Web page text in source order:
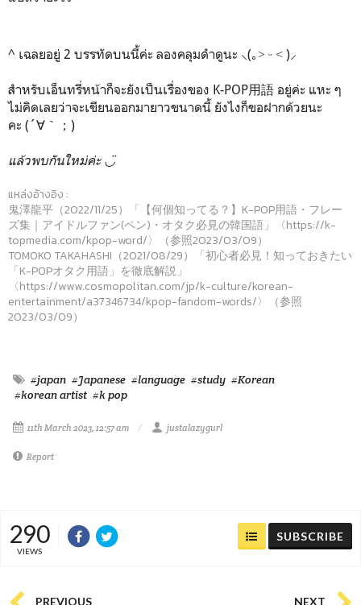
^ เฉลยอยู่ 2 บรรทัดบนนี้ค่ะ ลองคลุมดำดูนะ ⸜(｡˃ ᵕ ˂ )⸝
สำหรับเอ็นทรี่หน้าก็จะยังเป็นเรื่องของ K-POP用語 อยู่ค่ะ แหะ ๆ
ไม่คิดเลยว่าจะเขียนออกมายาวขนาดนี้ ยังไงก็ขอฝากด้วยนะ
คะ (´∀｀；)
แล้วพบกันใหม่ค่ะ ◡̈
แหล่งอ้างอิง :
鬼澤龍平（2022/11/25）「【何個知ってる？】K-POP用語・フレー
ズ集｜アイドルファン(ペン)・オタク必見の韓国語」〈https://k-
topmedia.com/kpop-word/〉（参照2023/03/09）
TOMOKO TAKAHASHI（2021/08/29）「初心者必見！知っておきたい
「K-POPオタク用語」を徹底解説」
〈https://www.cosmopolitan.com/jp/k-culture/korean-
entertainment/a37346734/kpop-fandom-words/〉（参照
2023/03/09）
#japan #Japanese #language #study #Korean
#korean artist #k pop
11th March 2023, 12:57 am justalazygurl
Report
290
VIEWS
SUBSCRIBE
PREVIOUS NEXT